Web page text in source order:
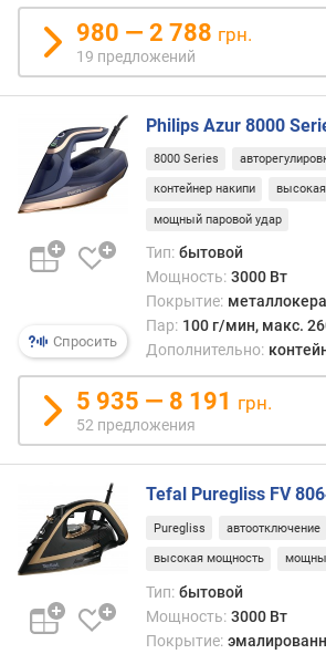
д
е
ш
е
ы
м
п
о
т
в
а
м
п
о
т
е
д
б
а
980 — 2 788 грн.
19 предложений
Спросить
Philips Azur 8000
8000 Series
контейнер накипи
мощный паровой удар
Тип: бытовой
Мощность: 3000 Вт
Покрытие:
Пар: 100 г/мин, макс.
Дополнительно:
5 935 — 8 191 грн.
52 предложения
Tefal Puregliss FV
Puregliss автоотключение
высокая мощность
Тип: бытовой
Мощность: 3000 Вт
Покрытие: